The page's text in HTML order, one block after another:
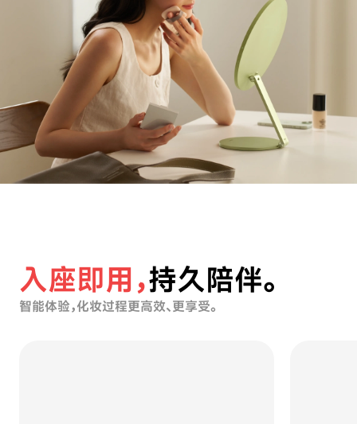
入座即用，持久陪伴。
智能体验，化妆过程更高效、更享受。